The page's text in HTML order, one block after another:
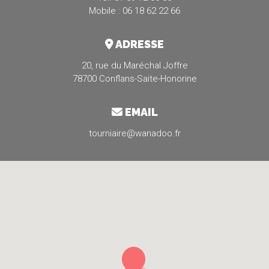
Mobile : 06 18 62 22 66
ADRESSE
20, rue du Maréchal Joffre
78700 Conflans-Saite-Honorine
EMAIL
tourniaire@wanadoo.fr